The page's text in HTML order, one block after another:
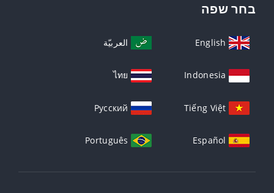
בחר שפה
English العربيّة
Indonesia
ไทย
Tiếng Việt
Русский
Español
Português